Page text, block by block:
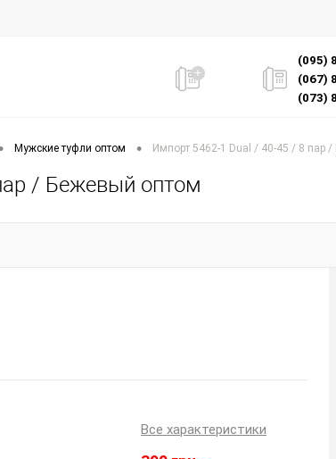
(095)
(067)
(073)
Мужские туфли оптом • Импорт 5462-1 Dual / 40-45 / 8 пар
/ Бежевый оптом
Все характеристики